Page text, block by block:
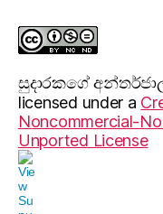
සුදාරක‍ගේ
licensed under a
Noncommercial-
Unported License